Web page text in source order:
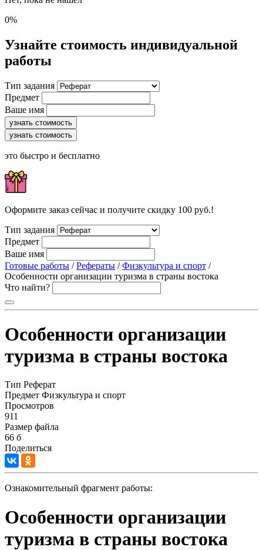
0%
Узнайте стоимость индивидуальной
работы
Тип задания
Предмет
Ваше имя
узнать стоимость
узнать стоимость
это быстро и бесплатно
Оформите заказ сейчас и получите скидку 100 руб.!
Тип задания
Предмет
Ваше имя
Готовые работы /Рефераты /Физкультура и спорт /
Особенности организации туризма в страны востока
Что найти?
Особенности организации
туризма в страны востока
Тип Реферат
Предмет Физкультура и спорт
Просмотров
911
Размер файла
66 б
Поделиться
Ознакомительный фрагмент работы:
Особенности организации
туризма в страны востока